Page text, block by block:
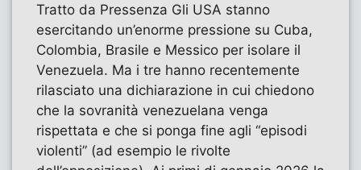
Tratto da Pressenza Gli USA stanno
esercitando un’enorme pressione su Cuba,
Colombia, Brasile e Messico per isolare il
Venezuela. Ma i tre hanno recentemente
rilasciato una dichiarazione in cui chiedono
che la sovranità venezuelana venga
rispettata e che si ponga fine agli “episodi
violenti” (ad esempio le rivolte